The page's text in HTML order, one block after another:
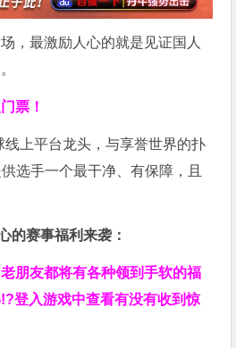
，最激励人心的就是见证国人
票！
线上平台龙头，与享誉世界的扑
选手一个最干净、有保障，且
的赛事福利来袭：
朋友都将有各种领到手软的福
登入游戏中查看有没有收到惊